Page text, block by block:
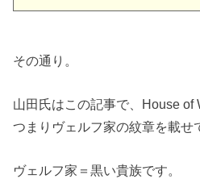
その通り。
山田氏はこの記事で、House of
つまりヴェルフ家の紋章を載せ
ヴェルフ家＝黒い貴族です。